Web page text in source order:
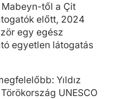
től a Çit
előtt, 2024
egy egész
egyetlen látogatás
Yıldız
UNESCO